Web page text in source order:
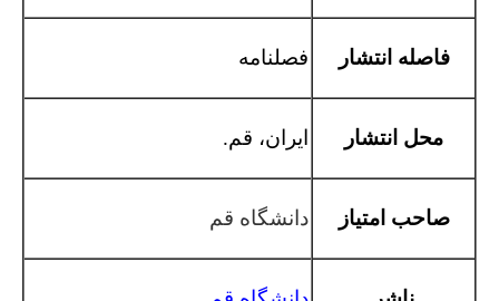
فاصله انتشار فصلنامه
محل انتشار ایران، قم.
صاحب امتیاز دانشگاه قم